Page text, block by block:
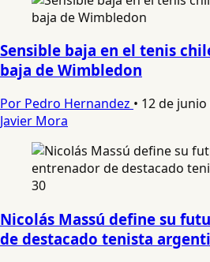
Sensible baja en el tenis
baja de Wimbledon
Por Pedro Hernandez • 12 de junio
Javier Mora
Nicolás Massú define su
de destacado tenista